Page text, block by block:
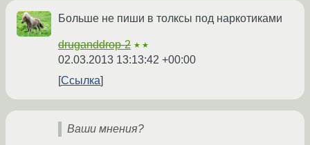
Больше не пиши в толксы под наркотиками
druganddrop-2 ★★
02.03.2013 13:13:42 +00:00
Ссылка
Ваши мнения?